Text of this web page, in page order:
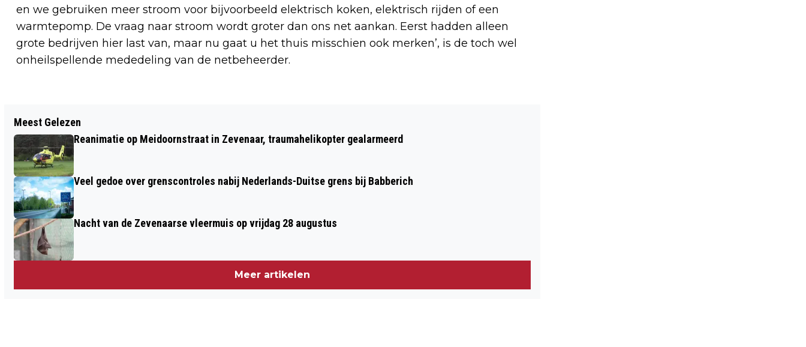
en we gebruiken meer stroom voor bijvoorbeeld elektrisch koken, elektrisch rijden of een
warmtepomp. De vraag naar stroom wordt groter dan ons net aankan. Eerst hadden alleen
grote bedrijven hier last van, maar nu gaat u het thuis misschien ook merken’, is de toch wel
onheilspellende mededeling van de netbeheerder.
ZEVENAAR ZOEKT NIEUWE
KINDERBURGEMEESTER (VIDEO)
ZEVENAAR
Meest Gelezen
Reanimatie op Meidoornstraat in Zevenaar, traumahelikopter gealarmeerd
Veel gedoe over grenscontroles nabij Nederlands-Duitse grens bij Babberich
Nacht van de Zevenaarse vleermuis op vrijdag 28 augustus
Meer artikelen